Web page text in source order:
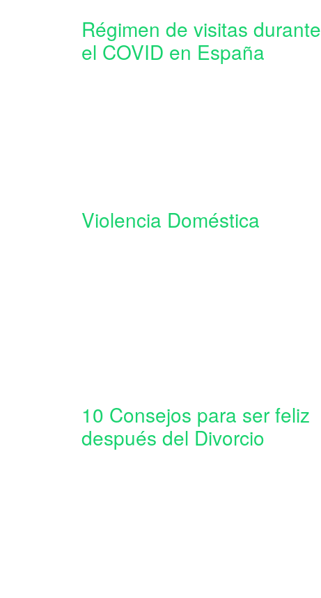
Régimen de visitas durante
el COVID en España
Violencia Doméstica
10 Consejos para ser feliz
después del Divorcio